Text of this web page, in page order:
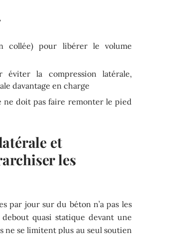
collée) pour libérer le volume
éviter la compression latérale,
davantage en charge
ne doit pas faire remonter le pied
et
les
par jour sur du béton n’a pas les
quasi statique devant une
ne se limitent plus au seul soutien